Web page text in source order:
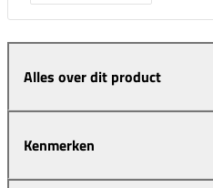
Alles over dit product
Kenmerken